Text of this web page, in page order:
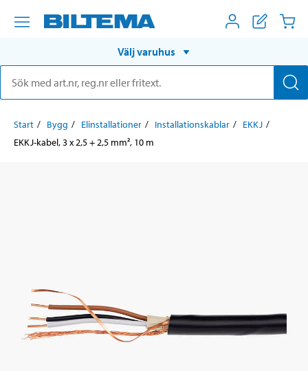
Välj varuhus
Start Bygg Elinstallationer Installationskablar
EKKJ
EKKJ-kabel, 3 x 2,5 + 2,5 mm², 10 m